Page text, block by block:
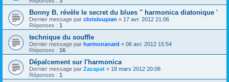
Bonny B. révèle le secret du blues '' harmonica diatonique '
Dernier message par chrisloupian « 17 avr. 2012 21:06
Réponses : 1
technique du souffle
Dernier message par harmonanard « 06 avr. 2012 15:54
Réponses : 16
Dépalcement sur l'harmonica
Dernier message par Zazapat « 18 mars 2012 20:08
Réponses : 1